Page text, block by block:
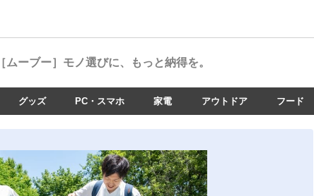
［ムーブー］ モノ選びに、もっと納得を。
グッズ PC・スマホ 家電 アウトドア フード